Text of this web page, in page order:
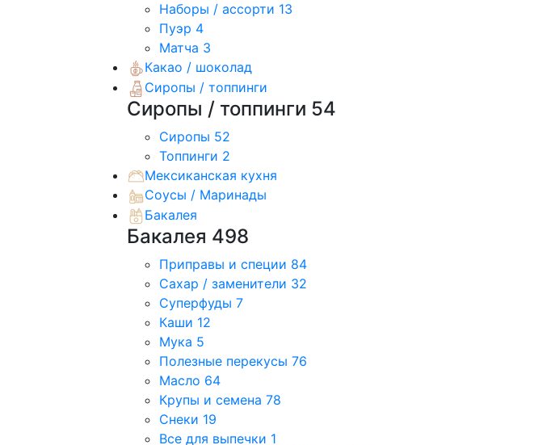
Наборы / ассорти 13
Пуэр 4
Матча 3
Какао / шоколад
Сиропы / топпинги
Сиропы / топпинги 54
Сиропы 52
Топпинги 2
Мексиканская кухня
Соусы / Маринады
Бакалея
Бакалея 498
Приправы и специи 84
Сахар / заменители 32
Суперфуды 7
Каши 12
Мука 5
Полезные перекусы 76
Масло 64
Крупы и семена 78
Снеки 19
Все для выпечки 1